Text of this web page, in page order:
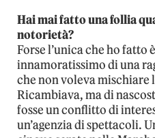
Hai mai fatto una follia
notorietà?
Forse l’unica che ho fatto
innamoratissimo di una
che non voleva mischiare
Ricambiava, ma di
fosse un conflitto di
un’agenzia di spettacoli.